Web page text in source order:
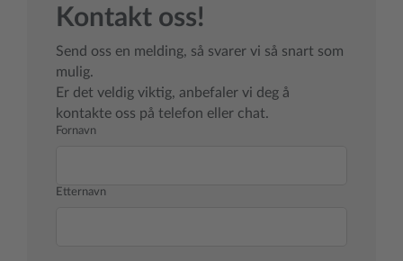
Kontakt oss!
Send oss en melding, så svarer vi så snart som
mulig.
Er det veldig viktig, anbefaler vi deg å
kontakte oss på telefon eller chat.
Fornavn
Etternavn